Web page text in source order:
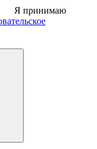
Я принимаю